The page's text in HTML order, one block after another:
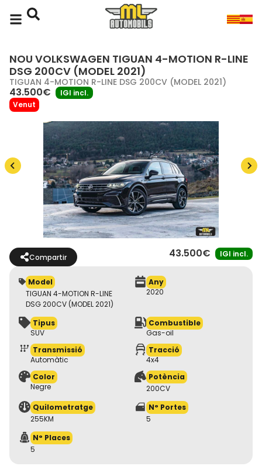
NOU VOLKSWAGEN TIGUAN 4-MOTION R-LINE
DSG 200CV (MODEL 2021)
TIGUAN 4-MOTION R-LINE DSG 200CV (MODEL 2021)
43.500€
IGI incl.
Venut
Compartir 43.500€ IGI incl.
Model
TIGUAN 4-MOTION R-LINE
DSG 200CV (MODEL 2021)
Any
2020
Tipus
SUV
Combustible
Gas-oil
Transmissió
Automàtic
Tracció
4x4
Color
Negre
Potència
200CV
Quilometratge
255KM
N° Portes
5
N° Places
5